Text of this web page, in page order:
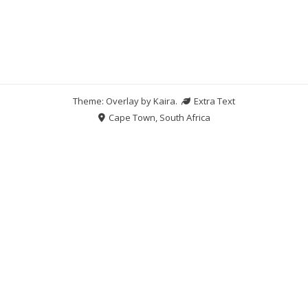
Theme: Overlay byKaira.
Extra Text
Cape Town, South Africa